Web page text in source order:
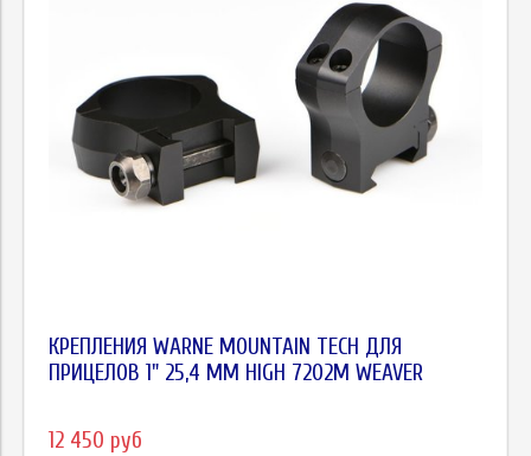
КРЕПЛЕНИЯ WARNE MOUNTAIN TECH ДЛЯ
ПРИЦЕЛОВ 1" 25,4 ММ HIGH 7202M WEAVER
12 450 руб